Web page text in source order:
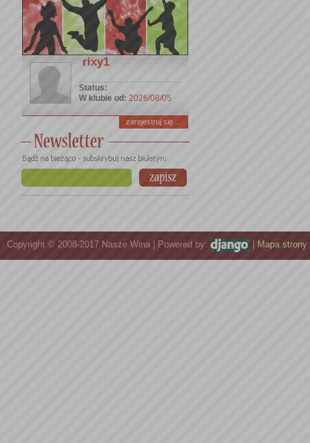
rixy1
Status:
W klubie od: 2026/08/05
zarejestruj się ...
Copyright © 2008-2017 Nasze Wina | Powered by: Mapa strony